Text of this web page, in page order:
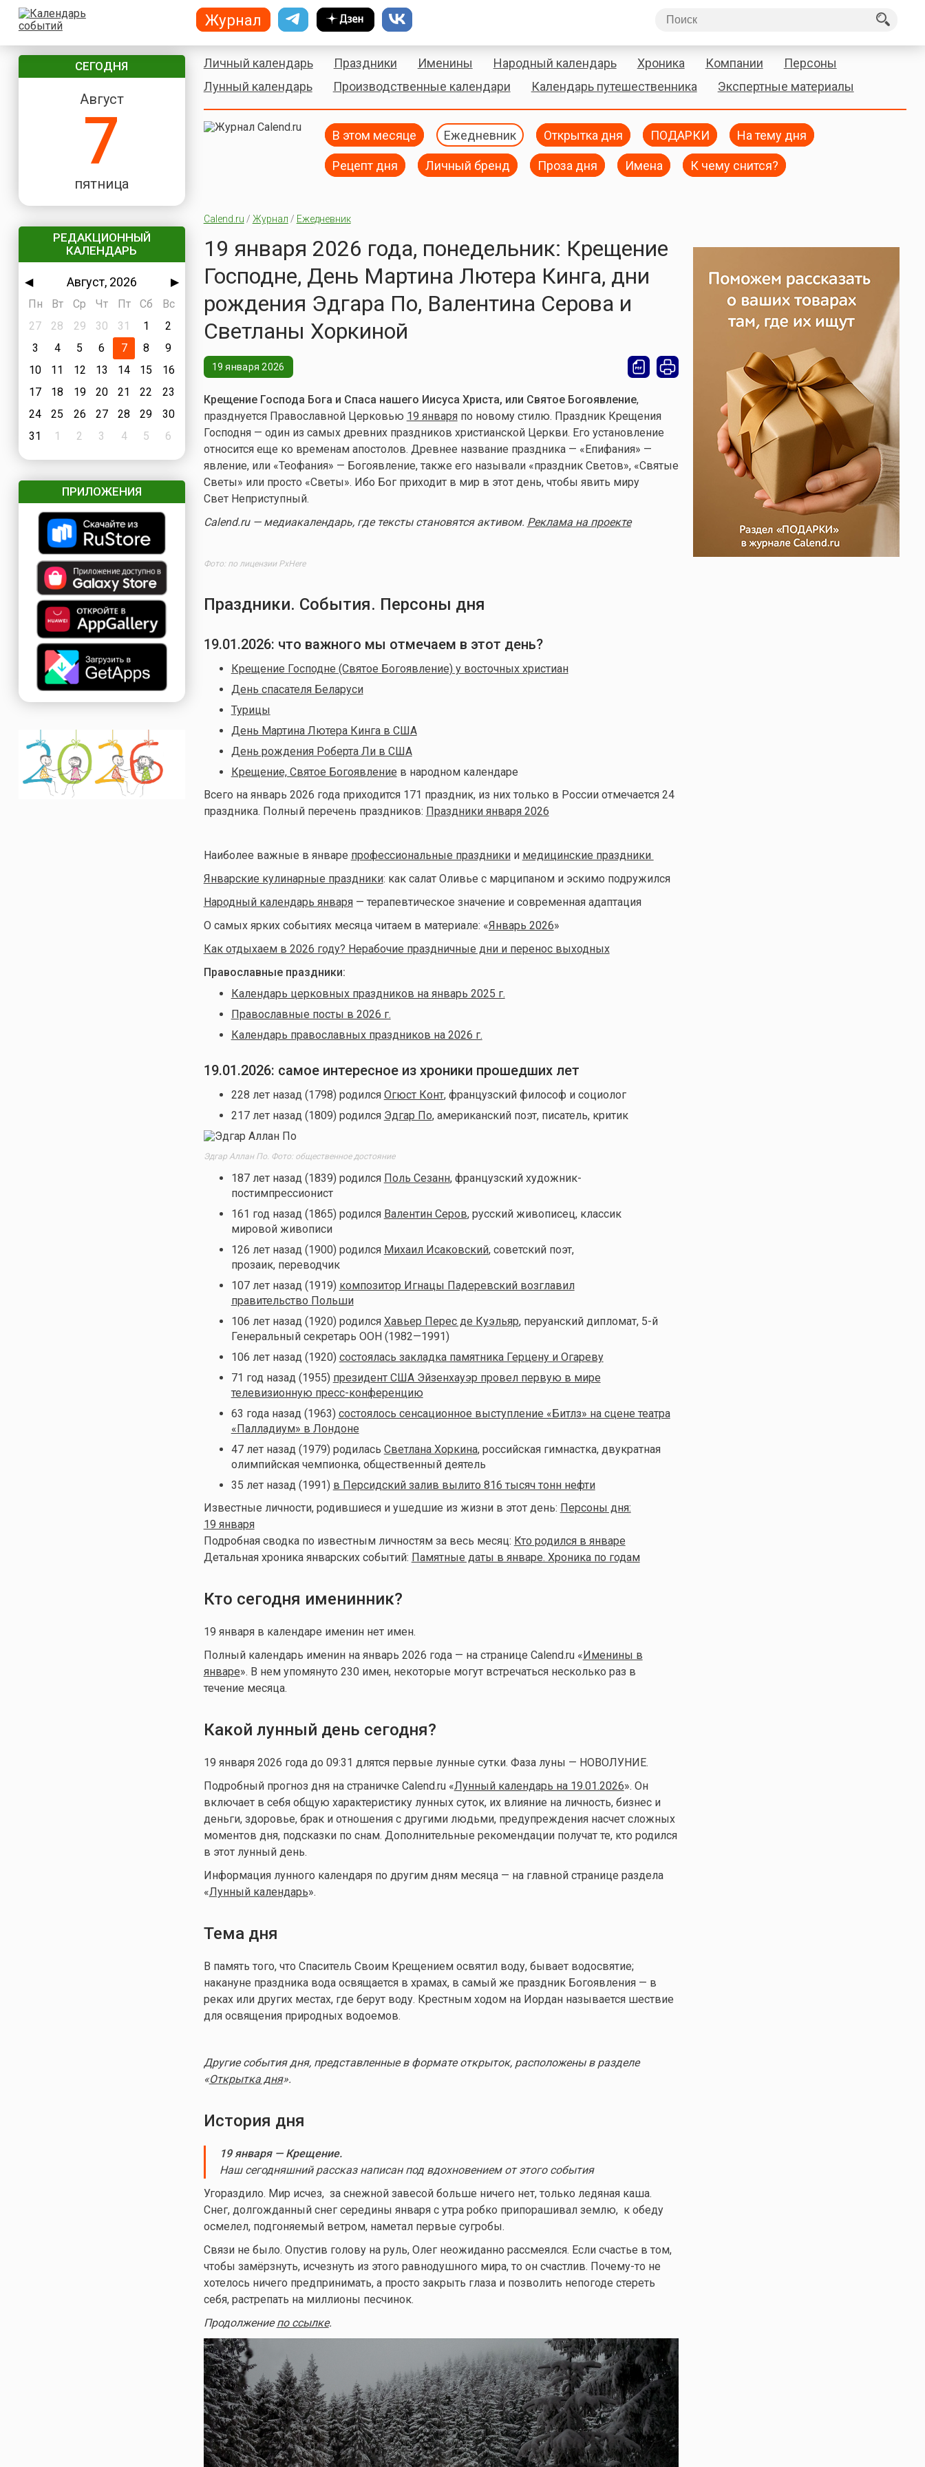
СЕГОДНЯ
Август
7
пятница
РЕДАКЦИОННЫЙ
КАЛЕНДАРЬ
◀ Август, 2026
▶
Пн
Вт Ср Чт Пт Сб
Вс
27
28 29 30 31 1
2
3
4 5 6 7 8
9
10
11 12 13 14 15
16
17
18 19 20 21 22
23
24
25 26 27 28 29
30
31
1 2 3 4 5 6
ПРИЛОЖЕНИЯ
Личный календарь Праздники Именины Народный календарь Хроника Компании
Персоны
Лунный календарь
Производственные календари Календарь путешественника Экспертные материалы
В этом месяце Ежедневник Открытка дня ПОДАРКИ На тему дня
Рецепт дня Личный бренд Проза дня Имена К чему снится?
Calend.ru / Журнал / Ежедневник
19 января 2026 года, понедельник: Крещение
Господне, День Мартина Лютера Кинга, дни
рождения Эдгара По, Валентина Серова и
Светланы Хоркиной
19 января 2026
Крещение Господа Бога и Спаса нашего Иисуса Христа, или Святое Богоявление,
празднуется Православной Церковью 19 январяпо новому стилю. Праздник Крещения
Господня — один из самых древних праздников христианской Церкви. Его установление
относится еще ко временам апостолов. Древнее название праздника — «Епифания» —
явление, или «Теофания» — Богоявление, также его называли «праздник Светов», «Святые
Светы» или просто «Светы». Ибо Бог приходит в мир в этот день, чтобы явить миру
Свет Неприступный.
Calend.ru — медиакалендарь, где тексты становятся активом. Реклама на проекте
Фото: по лицензии PxHere
Праздники. События. Персоны дня
19.01.2026: что важного мы отмечаем в этот день?
Крещение Господне (Святое Богоявление) у восточных христиан
День спасателя Беларуси
Турицы
День Мартина Лютера Кинга в США
День рождения Роберта Ли в США
Крещение, Святое Богоявление в народном календаре
Всего на январь 2026 года приходится 171 праздник, из них только в России отмечается 24
праздника. Полный перечень праздников: Праздники января 2026
Наиболее важные в январе профессиональные праздникии медицинские праздники
Январские кулинарные праздники: как салат Оливье с марципаном и эскимо подружился
Народный календарь января— терапевтическое значение и современная адаптация
О самых ярких событиях месяца читаем в материале: «Январь 2026»
Как отдыхаем в 2026 году? Нерабочие праздничные дни и перенос выходных
Православные праздники:
Календарь церковных праздников на январь 2025 г.
Православные посты в 2026 г.
Календарь православных праздников на 2026 г.
19.01.2026: самое интересное из хроники прошедших лет
228 лет назад (1798) родился Огюст Конт, французский философ и социолог
217 лет назад (1809) родился Эдгар По, американский поэт, писатель, критик
Эдгар Аллан По. Фото: общественное достояние
187 лет назад (1839) родился Поль Сезанн, французский художник-
постимпрессионист
161 год назад (1865) родился Валентин Серов, русский живописец, классик
мировой живописи
126 лет назад (1900) родился Михаил Исаковский, советский поэт,
прозаик, переводчик
107 лет назад (1919) композитор Игнацы Падеревский возглавил
правительство Польши
106 лет назад (1920) родился Хавьер Перес де Куэльяр, перуанский дипломат, 5-й
Генеральный секретарь ООН (1982—1991)
106 лет назад (1920) состоялась закладка памятника Герцену и Огареву
71 год назад (1955) президент США Эйзенхауэр провел первую в мире
телевизионную пресс-конференцию
63 года назад (1963) состоялось сенсационное выступление «Битлз» на сцене театра
«Палладиум» в Лондоне
47 лет назад (1979) родилась Светлана Хоркина, российская гимнастка, двукратная
олимпийская чемпионка, общественный деятель
35 лет назад (1991) в Персидский залив вылито 816 тысяч тонн нефти
Известные личности, родившиеся и ушедшие из жизни в этот день: Персоны дня:
19 января
Подробная сводка по известным личностям за весь месяц: Кто родился в январе
Детальная хроника январских событий: Памятные даты в январе. Хроника по годам
Кто сегодня именинник?
19 января в календаре именин нет имен.
Полный календарь именин на январь 2026 года — на странице Calend.ru «Именины в
январе». В нем упомянуто 230 имен, некоторые могут встречаться несколько раз в
течение месяца.
Какой лунный день сегодня?
19 января 2026 года до 09:31 длятся первые лунные сутки. Фаза луны — НОВОЛУНИЕ.
Подробный прогноз дня на страничке Calend.ru «Лунный календарь на 19.01.2026». Он
включает в себя общую характеристику лунных суток, их влияние на личность, бизнес и
деньги, здоровье, брак и отношения с другими людьми, предупреждения насчет сложных
моментов дня, подсказки по снам. Дополнительные рекомендации получат те, кто родился
в этот лунный день.
Информация лунного календаря по другим дням месяца — на главной странице раздела
«Лунный календарь».
Тема дня
В память того, что Спаситель Своим Крещением освятил воду, бывает водосвятие;
накануне праздника вода освящается в храмах, в самый же праздник Богоявления — в
реках или других местах, где берут воду. Крестным ходом на Иордан называется шествие
для освящения природных водоемов.
Другие события дня, представленные в формате открыток, расположены в разделе
«Открытка дня».
История дня
19 января — Крещение.
Наш сегодняшний рассказ написан под вдохновением от этого события
Угораздило. Мир исчез, за снежной завесой больше ничего нет, только ледяная каша.
Снег, долгожданный снег середины января с утра робко припорашивал землю, к обеду
осмелел, подгоняемый ветром, наметал первые сугробы.
Связи не было. Опустив голову на руль, Олег неожиданно рассмеялся. Если счастье в том,
чтобы замёрзнуть, исчезнуть из этого равнодушного мира, то он счастлив. Почему-то не
хотелось ничего предпринимать, а просто закрыть глаза и позволить непогоде стереть
себя, растрепать на миллионы песчинок.
Продолжениепо ссылке.
Журнал